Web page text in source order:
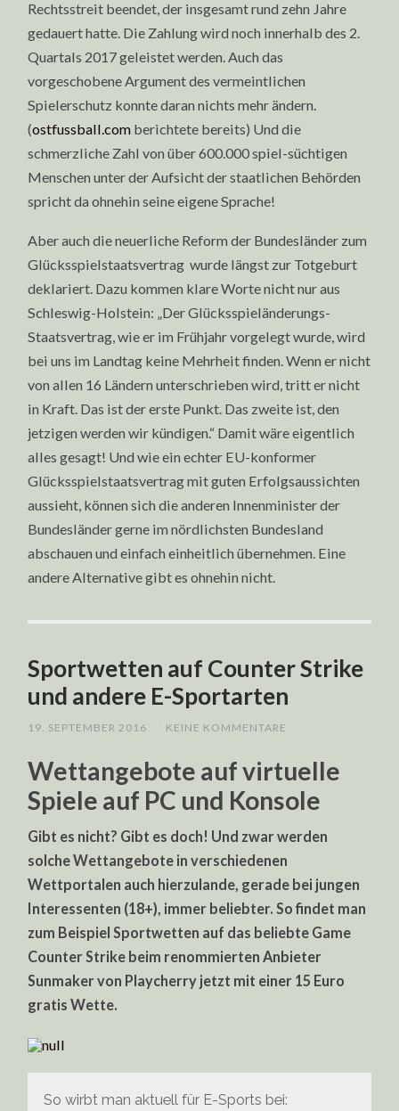
Rechtsstreit beendet, der insgesamt rund zehn Jahre
gedauert hatte. Die Zahlung wird noch innerhalb des 2.
Quartals 2017 geleistet werden. Auch das
vorgeschobene Argument des vermeintlichen
Spielerschutz konnte daran nichts mehr ändern.
(ostfussball.com berichtete bereits) Und die
schmerzliche Zahl von über 600.000 spiel-süchtigen
Menschen unter der Aufsicht der staatlichen Behörden
spricht da ohnehin seine eigene Sprache!
Aber auch die neuerliche Reform der Bundesländer zum
Glücksspielstaatsvertrag wurde längst zur Totgeburt
deklariert. Dazu kommen klare Worte nicht nur aus
Schleswig-Holstein: „Der Glücksspieländerungs-
Staatsvertrag, wie er im Frühjahr vorgelegt wurde, wird
bei uns im Landtag keine Mehrheit finden. Wenn er nicht
von allen 16 Ländern unterschrieben wird, tritt er nicht
in Kraft. Das ist der erste Punkt. Das zweite ist, den
jetzigen werden wir kündigen.“ Damit wäre eigentlich
alles gesagt! Und wie ein echter EU-konformer
Glücksspielstaatsvertrag mit guten Erfolgsaussichten
aussieht, können sich die anderen Innenminister der
Bundesländer gerne im nördlichsten Bundesland
abschauen und einfach einheitlich übernehmen. Eine
andere Alternative gibt es ohnehin nicht.
Sportwetten auf Counter Strike
und andere E-Sportarten
19. SEPTEMBER 2016 KEINE KOMMENTARE
Wettangebote auf virtuelle
Spiele auf PC und Konsole
Gibt es nicht? Gibt es doch! Und zwar werden
solche Wettangebote in verschiedenen
Wettportalen auch hierzulande, gerade bei jungen
Interessenten (18+), immer beliebter. So findet man
zum Beispiel Sportwetten auf das beliebte Game
Counter Strike beim renommierten Anbieter
Sunmaker von Playcherry jetzt mit einer 15 Euro
gratis Wette.
So wirbt man aktuell für E-Sports bei: